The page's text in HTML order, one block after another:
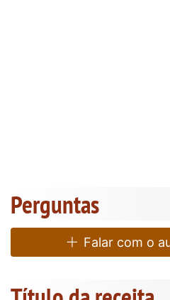
Perguntas
Falar com o